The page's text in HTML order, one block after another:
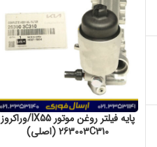
پایه فیلتر روغن موتور IX55/وراکروز
263003C310 (اصلی)